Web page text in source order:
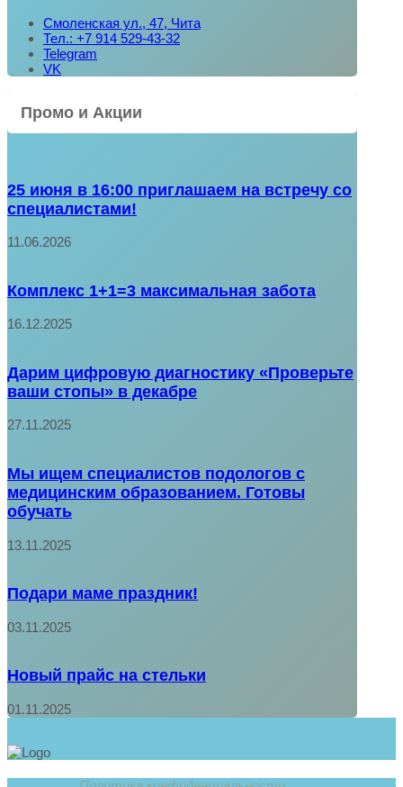
Смоленская ул., 47, Чита
Тел.: +7 914 529-43-32
Telegram
VK
Промо и Акции
25 июня в 16:00 приглашаем на встречу со
специалистами!
11.06.2026
Комплекс 1+1=3 максимальная забота
16.12.2025
Дарим цифровую диагностику «Проверьте
ваши стопы» в декабре
27.11.2025
Мы ищем специалистов подологов с
медицинским образованием. Готовы
обучать
13.11.2025
Подари маме праздник!
03.11.2025
Новый прайс на стельки
01.11.2025